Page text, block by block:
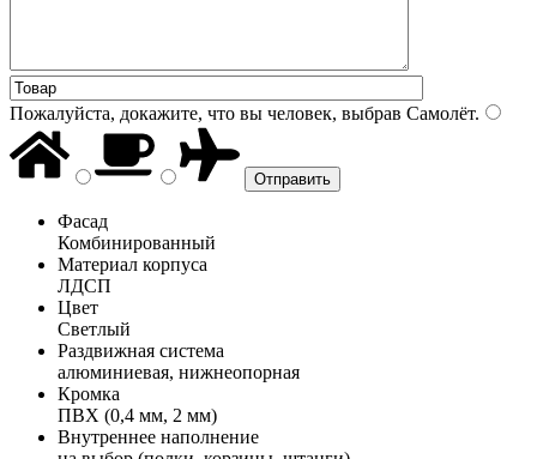
Пожалуйста, докажите, что вы человек, выбрав Самолёт.
Фасад
Комбинированный
Материал корпуса
ЛДСП
Цвет
Светлый
Раздвижная система
алюминиевая, нижнеопорная
Кромка
ПВХ (0,4 мм, 2 мм)
Внутреннее наполнение